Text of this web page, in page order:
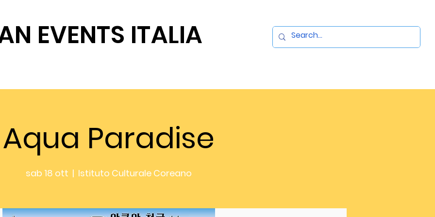
EVENTS ITALIA
Aqua Paradise
sab 18 ott
  |
Istituto Culturale Coreano